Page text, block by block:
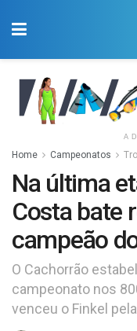
Home Campeonatos
Na última
Costa bate
campeão
O Cachorrão
campeonato nos
venceu o Finkel